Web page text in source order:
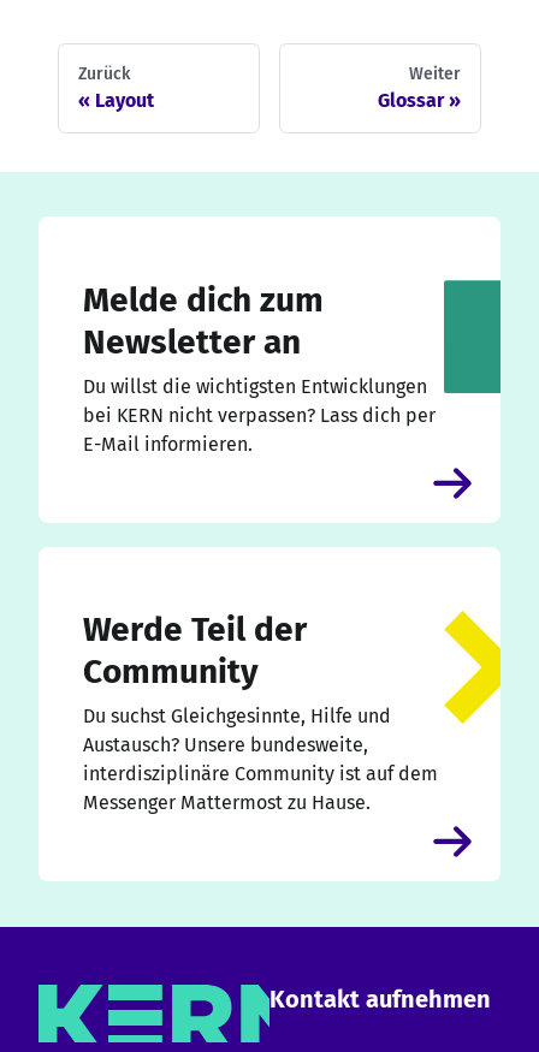
Zurück
Layout
Weiter
Glossar
Melde dich zum
Newsletter an
Du willst die wichtigsten Entwicklungen
bei KERN nicht verpassen? Lass dich per
E-Mail informieren.
Werde Teil der
Community
Du suchst Gleichgesinnte, Hilfe und
Austausch? Unsere bundesweite,
interdisziplinäre Community ist auf dem
Messenger Mattermost zu Hause.
Kontakt aufnehmen